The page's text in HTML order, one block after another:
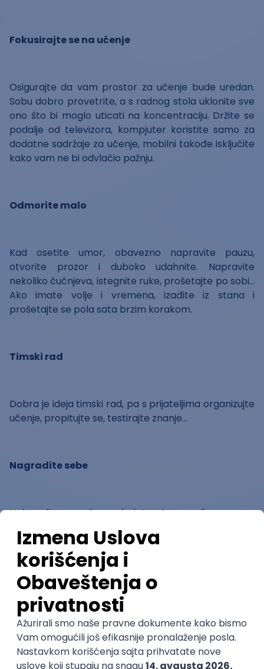
Fokusirajte se na učenje
Osigurajte da vam prostor za učenje bude uredan.
Sobu dobro provetrite, a s radnog stola uklonite sve
ono što bi moglo uticati na koncentraciju. Držite se
podalje od televizora, kompjuter koristite samo za
dodatne sadržaje za učenje, mobilni takođe isključite
kako vam ne bi odvlačio pažnju.
Odmorite malo
Kad osetite umor, obavezno napravite pauzu,
otvorite prozor i duboko udahnite. Napravite
nekoliko čučnjeva, istegnite ruke, prošetajte po sobi…
Ako imate volje i vremena, izađite iz stana i
prošetajte se pola sata brzim korakom.
Timski rad
Dobra je ideja timski rad, pa s prijateljima organizujte
učenje, propitujte se, testirajte znanje…
Nagradite sebe
Nakon što uspešno svladate deo gradiva prema
vašem planu, nagradite se nekom sitnicom kako
biste se motivisali za nastavak učenja. Pročitajte
nekoliko stranica knjige, zaigrajte uz omiljenu pesmu,
pogledajte nekoliko video spotova...
Mislite pozitivno
O sebi morate misliti na pozitivan način. Ako vas